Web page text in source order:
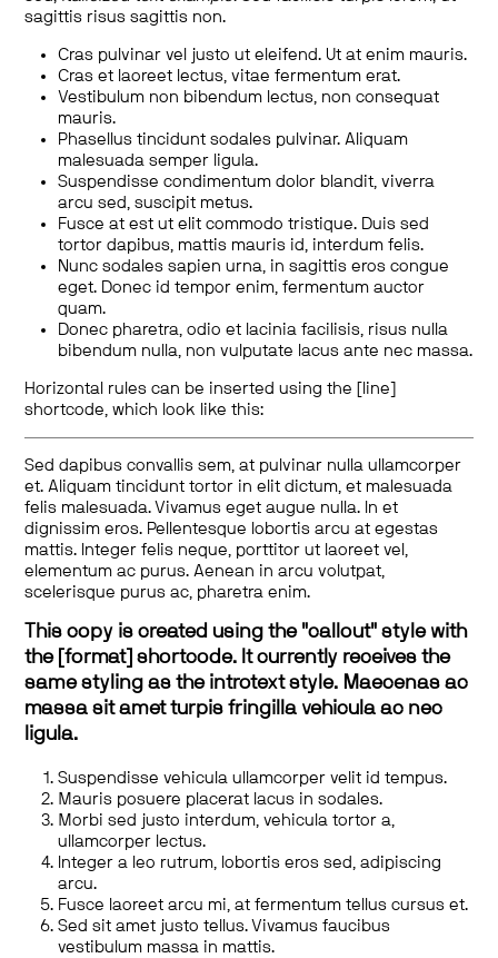
sagittis risus sagittis non.
Cras pulvinar vel justo ut eleifend. Ut at enim mauris.
Cras et laoreet lectus, vitae fermentum erat.
Vestibulum non bibendum lectus, non consequat
mauris.
Phasellus tincidunt sodales pulvinar. Aliquam
malesuada semper ligula.
Suspendisse condimentum dolor blandit, viverra
arcu sed, suscipit metus.
Fusce at est ut elit commodo tristique. Duis sed
tortor dapibus, mattis mauris id, interdum felis.
Nunc sodales sapien urna, in sagittis eros congue
eget. Donec id tempor enim, fermentum auctor
quam.
Donec pharetra, odio et lacinia facilisis, risus nulla
bibendum nulla, non vulputate lacus ante nec massa.
Horizontal rules can be inserted using the [line]
shortcode, which look like this:
Sed dapibus convallis sem, at pulvinar nulla ullamcorper
et. Aliquam tincidunt tortor in elit dictum, et malesuada
felis malesuada. Vivamus eget augue nulla. In et
dignissim eros. Pellentesque lobortis arcu at egestas
mattis. Integer felis neque, porttitor ut laoreet vel,
elementum ac purus. Aenean in arcu volutpat,
scelerisque purus ac, pharetra enim.
This copy is created using the "callout" style with
the [format] shortcode. It currently receives the
same styling as the introtext style. Maecenas ac
massa sit amet turpis fringilla vehicula ac nec
ligula.
Suspendisse vehicula ullamcorper velit id tempus.
Mauris posuere placerat lacus in sodales.
Morbi sed justo interdum, vehicula tortor a,
ullamcorper lectus.
Integer a leo rutrum, lobortis eros sed, adipiscing
arcu.
Fusce laoreet arcu mi, at fermentum tellus cursus et.
Sed sit amet justo tellus. Vivamus faucibus
vestibulum massa in mattis.